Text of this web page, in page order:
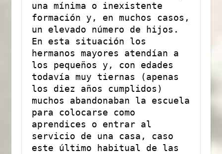
una mínima o inexistente
formación y, en muchos casos,
un elevado número de hijos.
En esta situación los
hermanos mayores atendían a
los pequeños y, con edades
todavía muy tiernas (apenas
los diez años cumplidos)
muchos abandonaban la escuela
para colocarse como
aprendices o entrar al
servicio de una casa, caso
este último habitual de las